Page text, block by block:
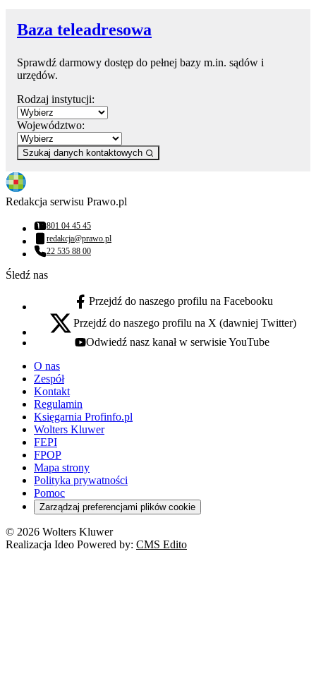
Baza teleadresowa
Sprawdź darmowy dostęp do pełnej bazy m.in. sądów i
urzędów.
Rodzaj instytucji:
Województwo:
Szukaj danych kontaktowych
Redakcja serwisu Prawo.pl
Numer telefonu:
801 04 45 45
Adres email:
redakcja@prawo.pl
Numer telefonu:
22 535 88 00
Śledź nas
facebook - otwiera się w nowej karcie
Przejdź do naszego profilu na Facebooku
x - otwiera się w nowej karcie
Przejdź do naszego profilu na X (dawniej Twitter)
youtube - otwiera się w nowej karcie
Odwiedź nasz kanał w serwisie YouTube
O nas
Zespół
Kontakt
Regulamin
Księgarnia Profinfo.pl
Wolters Kluwer
FEPI
FPOP
Mapa strony
Polityka prywatności
Pomoc
Zarządzaj preferencjami plików cookie
© 2026 Wolters Kluwer
Realizacja Ideo Powered by: CMS Edito